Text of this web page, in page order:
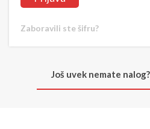
Zaboravili ste šifru?
Još uvek nemate